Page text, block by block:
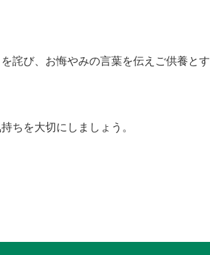
詫び、お悔やみの言葉を伝えご供養とす
ちを大切にしましょう。